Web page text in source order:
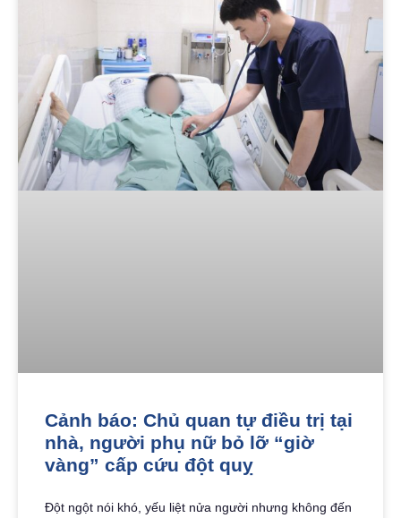
Cảnh báo: Chủ quan tự điều trị tại
nhà, người phụ nữ bỏ lỡ “giờ
vàng” cấp cứu đột quỵ
Đột ngột nói khó, yếu liệt nửa người nhưng không đến